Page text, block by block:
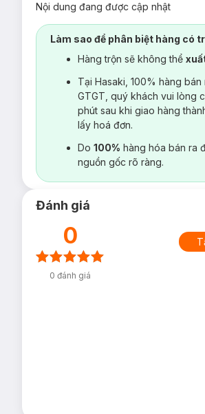
Nội dung đang được cập nhật
Làm sao để phân biệt hàng có
Hàng trộn sẽ không thể
Tại Hasaki, 100% hàng bán
GTGT, quý khách vui lòng
phút sau khi giao hàng
lấy hoá đơn.
Do 100% hàng hóa bán ra
nguồn gốc rõ ràng.
Đánh giá
0
0 đánh giá